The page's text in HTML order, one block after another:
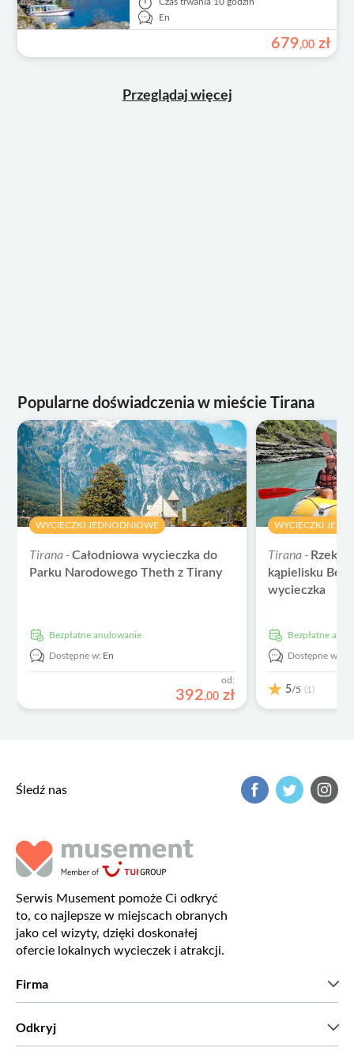
En
679,00 zł
Przeglądaj więcej
Popularne doświadczenia w mieście Tirana
WYCIECZKI JEDNODNIOWE
Tirana -Całodniowa wycieczka do
Parku Narodowego Theth z Tirany
Bezpłatne anulowanie
Dostępne w: En
od:
392,00 zł
WYCIECZKI
Tirana - Rzeka
kąpielisku
wycieczka
Bezpłatne
Dostępne w:
5/5 (1)
Śledź nas
Serwis Musement pomoże Ci odkryć
to, co najlepsze w miejscach obranych
jako cel wizyty, dzięki doskonałej
ofercie lokalnych wycieczek i atrakcji.
Firma
Odkryj